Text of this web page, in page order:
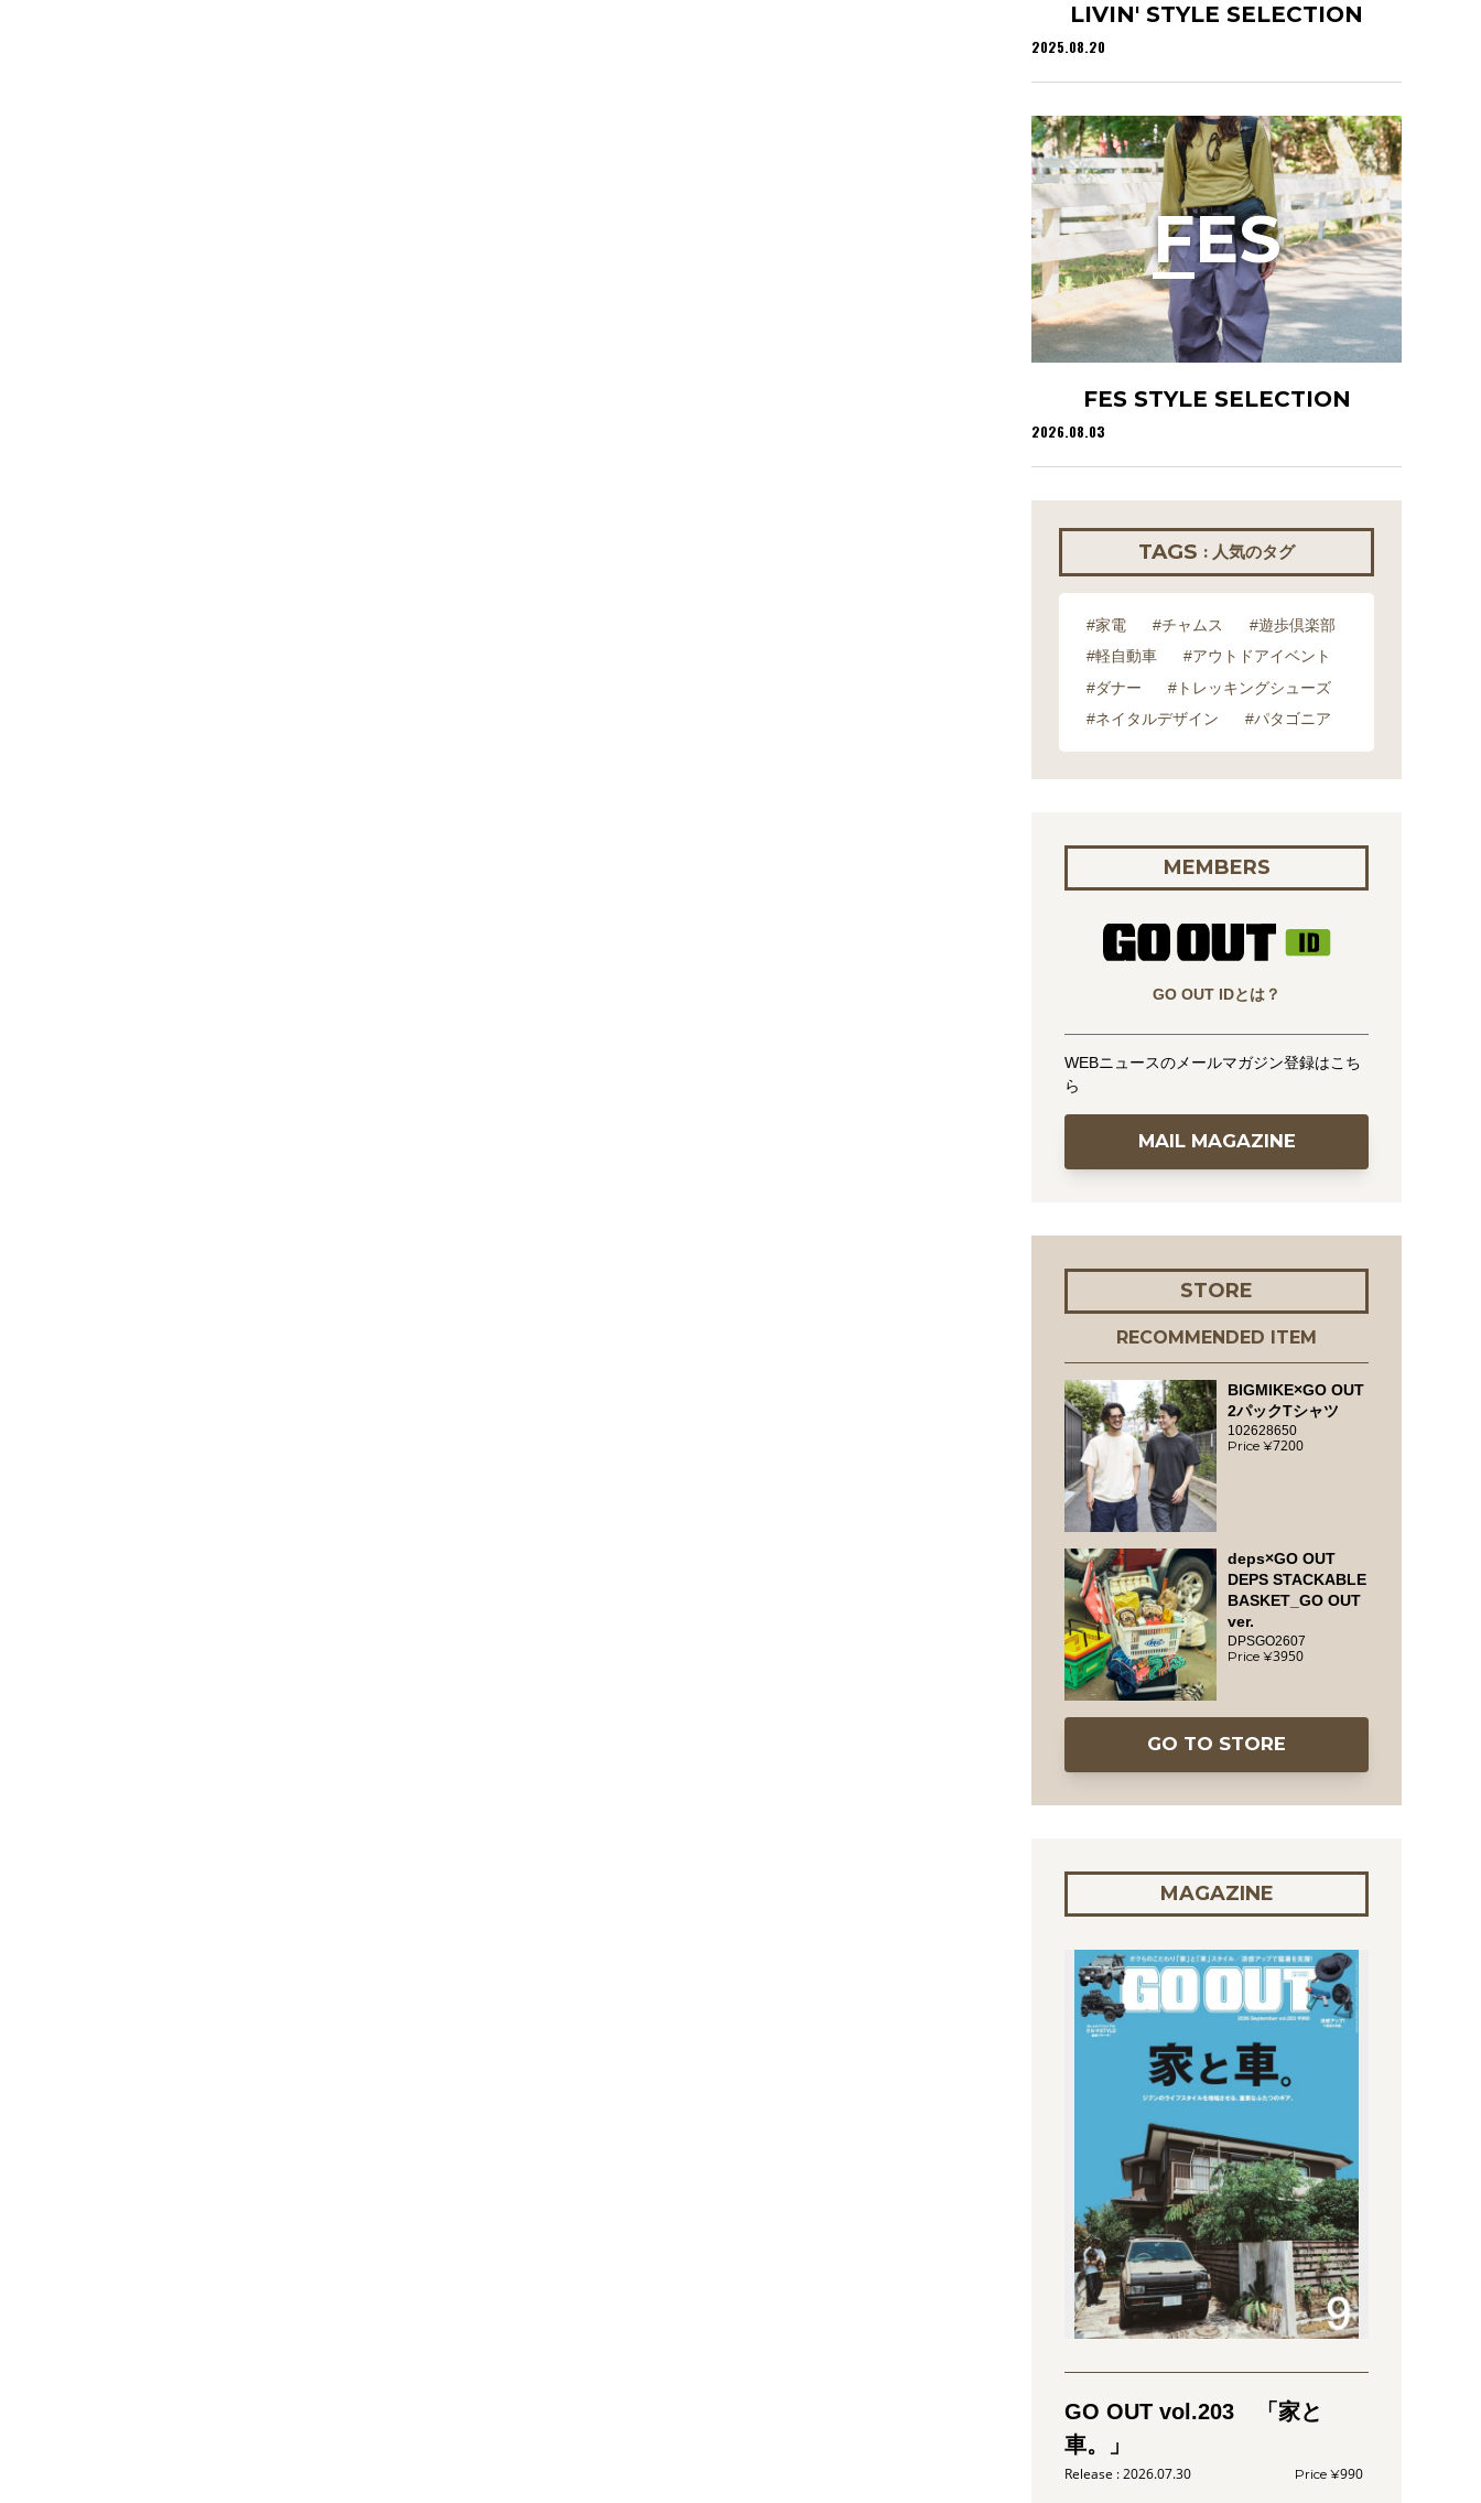
LIVIN' STYLE SELECTION
2025.08.20
FES STYLE SELECTION
2026.08.03
FES
TAGS : 人気のタグ
#家電 #チャムス
#遊歩倶楽部
#軽自動車
#アウトドアイベント
#ダナー
#トレッキングシューズ
#ネイタルデザイン
#パタゴニア
MEMBERS
GO OUT IDとは？
WEBニュースのメールマガジン登録はこち
ら
MAIL MAGAZINE
STORE
RECOMMENDED ITEM
BIGMIKE×GO OUT
2パックTシャツ
102628650
7200
deps×GO OUT
DEPS STACKABLE
BASKET_GO OUT
ver.
DPSGO2607
3950
GO TO STORE
MAGAZINE
GO OUT vol.203 「家と
車。」
2026.07.30 990